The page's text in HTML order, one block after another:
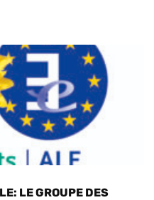
LE GROUPE DES